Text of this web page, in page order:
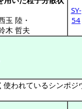
玉 陸 ・
木 哲夫
SY-
54
使われているシンポ